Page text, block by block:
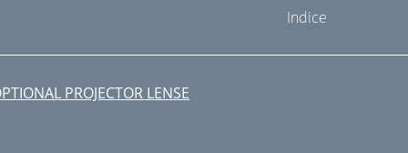
Indice
PROJECTOR LENSE